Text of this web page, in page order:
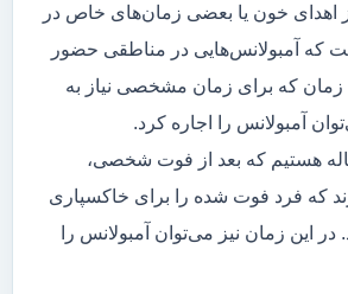
اهدای خون یا بعضی زمان‌های خاص در
که آمبولانس‌هایی در مناطقی حضور
زمان که برای زمان مشخصی نیاز به
آمبولانس را اجاره کرد.
هستیم که بعد از فوت شخصی،
که فرد فوت شده را برای خاکسپاری
در این زمان نیز می‌توان آمبولانس را